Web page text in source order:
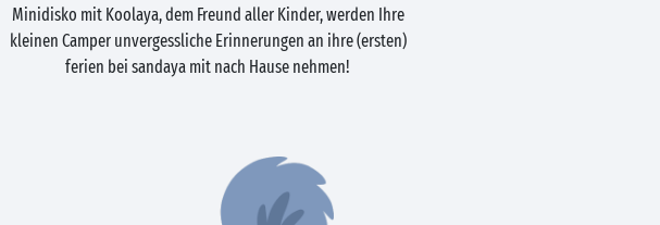
Minidisko mit Koolaya, dem Freund aller Kinder, werden Ihre
kleinen Camper unvergessliche Erinnerungen an ihre (ersten)
ferien bei sandaya mit nach Hause nehmen!